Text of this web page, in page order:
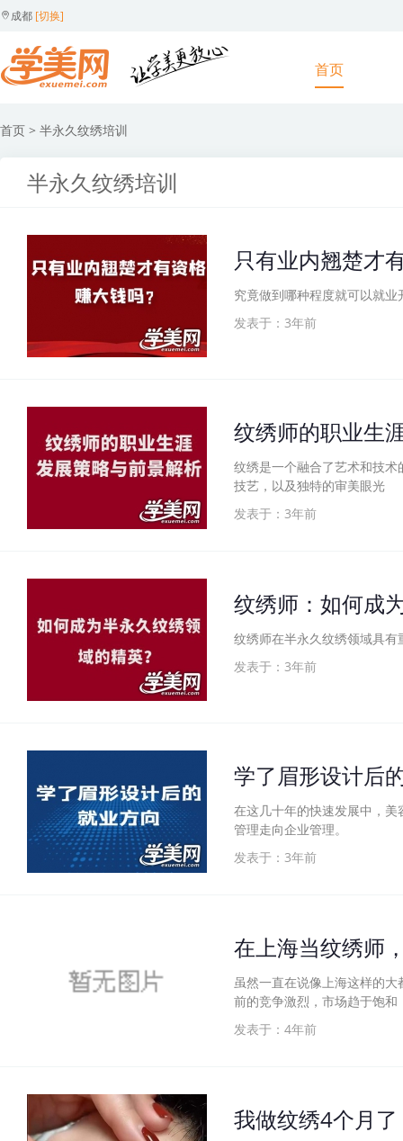
成都 [切换]
首页
首页 > 半永久纹绣培训
半永久纹绣培训
只有业内翘楚才
究竟做到哪种程度就可以就
发表于：3年前
纹绣师的职业生
纹绣是一个融合了艺术和技
技艺，以及独特的审美眼光
发表于：3年前
纹绣师：如何成
纹绣师在半永久纹绣领域具
发表于：3年前
学了眉形设计后
在这几十年的快速发展中，
管理走向企业管理。
发表于：3年前
在上海当纹绣师
虽然一直在说像上海这样的
前的竞争激烈，市场趋于饱和
发表于：4年前
我做纹绣4个月